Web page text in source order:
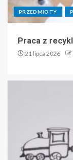
PRZEDMIOTY
Praca z
21 lipca 2026